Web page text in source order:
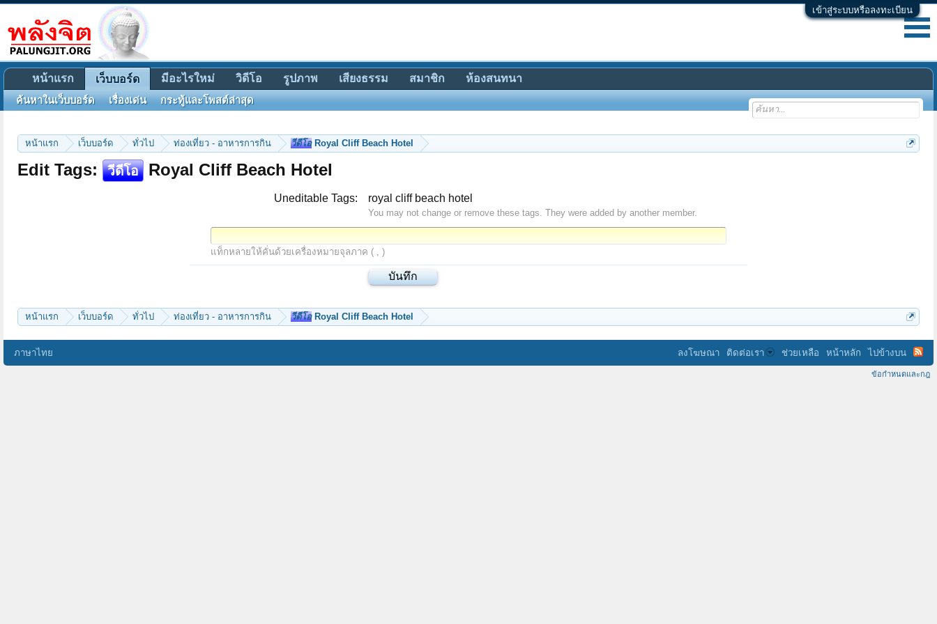
เข้าสู่ระบบหรือลงทะเบียน
หน้าแรก เว็บบอร์ด ทั่วไป ท่องเที่ยว - อาหารการกิน วีดีโอRoyal Cliff Beach Hotel
Edit Tags: วีดีโอ Royal Cliff Beach Hotel
Uneditable Tags: royal cliff beach hotel
You may not change or remove these tags. They were added by another member.
แท็กหลายให้คั่นด้วยเครื่องหมายจุลภาค ( , )
หน้าแรก เว็บบอร์ด ทั่วไป ท่องเที่ยว - อาหารการกิน วีดีโอRoyal Cliff Beach Hotel
หน้าแรก เว็บบอร์ด
ค้นหาในเว็บบอร์ด เรื่องเด่น กระทู้และโพสต์ล่าสุด
มีอะไรใหม่ วิดีโอ รูปภาพ เสียงธรรม สมาชิก ห้องสนทนา
ภาษาไทย ลงโฆษณา ติดต่อเรา ช่วยเหลือ หน้าหลัก ไปข้างบน
ข้อกำหนดและกฎ